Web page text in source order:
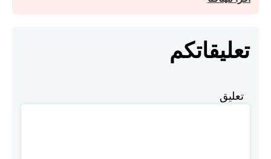
تعليقاتكم
تعليق